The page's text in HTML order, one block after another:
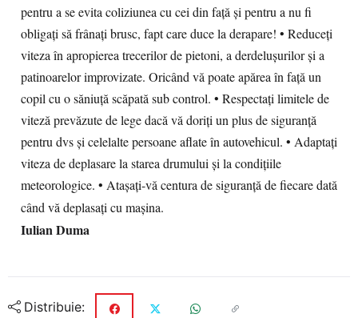
pentru a se evita coliziunea cu cei din faţă şi pentru a nu fi
obligaţi să frânaţi brusc, fapt care duce la derapare! • Reduceţi
viteza în apropierea trecerilor de pietoni, a derdeluşurilor şi a
patinoarelor improvizate. Oricând vă poate apărea în faţă un
copil cu o săniuţă scăpată sub control. • Respectaţi limitele de
viteză prevăzute de lege dacă vă doriţi un plus de siguranţă
pentru dvs şi celelalte persoane aflate în autovehicul. • Adaptaţi
viteza de deplasare la starea drumului şi la condiţiile
meteorologice. • Ataşaţi-vă centura de siguranţă de fiecare dată
când vă deplasaţi cu maşina.
Iulian Duma
Distribuie: